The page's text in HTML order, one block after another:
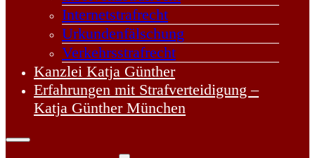
Internetstrafrecht
Urkundenfälschung
Verkehrsstrafrecht
Kanzlei Katja Günther
Erfahrungen mit Strafverteidigung –
Katja Günther München